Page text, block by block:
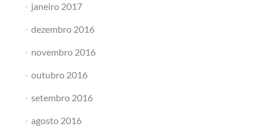
janeiro 2017
dezembro 2016
novembro 2016
outubro 2016
setembro 2016
agosto 2016